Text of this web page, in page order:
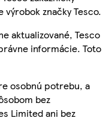
značky Tesco.
aktualizované, Tesco
informácie. Toto
osobnú potrebu, a
bez
Limited ani bez